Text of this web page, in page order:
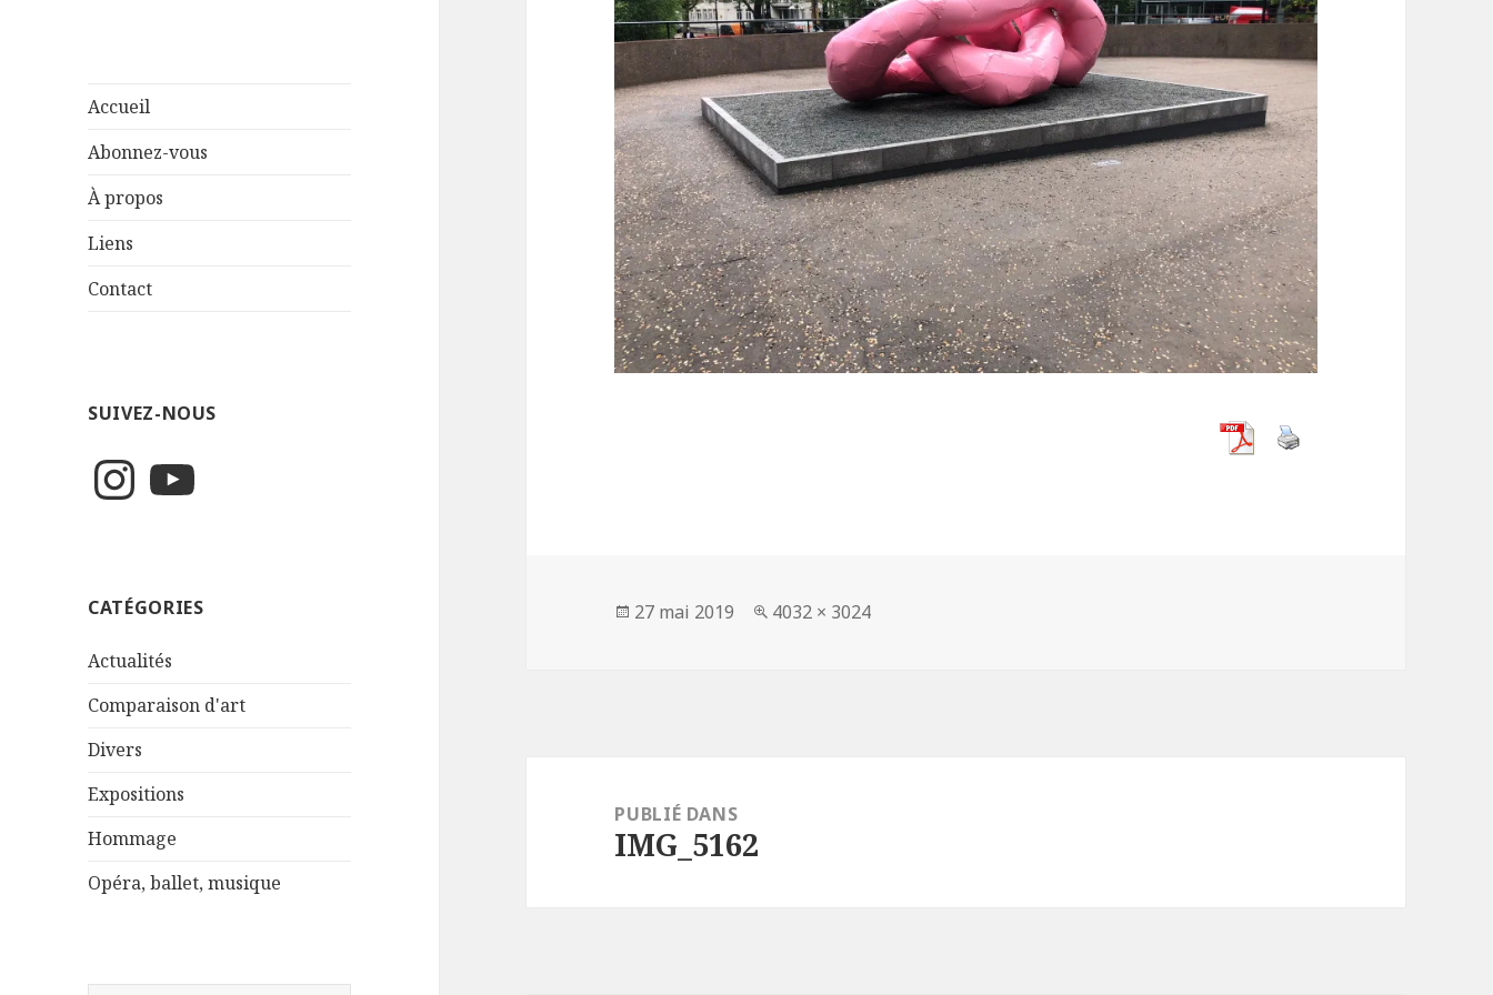
Accueil
Abonnez-vous
À propos
Liens
Contact
SUIVEZ-NOUS
InstagramYouTube
CATÉGORIES
Actualités
Comparaison d'art
Divers
Expositions
Hommage
Opéra, ballet, musique
Publié
27 mai 2019
Taille
4032 × 3024
l’article
PUBLIÉ DANS
IMG_5162